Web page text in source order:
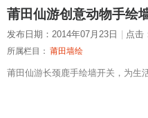
莆田仙游创意动物手绘
发布日期：2014年07月23日 点击
所属栏目： 莆田墙绘
莆田仙游长颈鹿手绘墙开关，为生